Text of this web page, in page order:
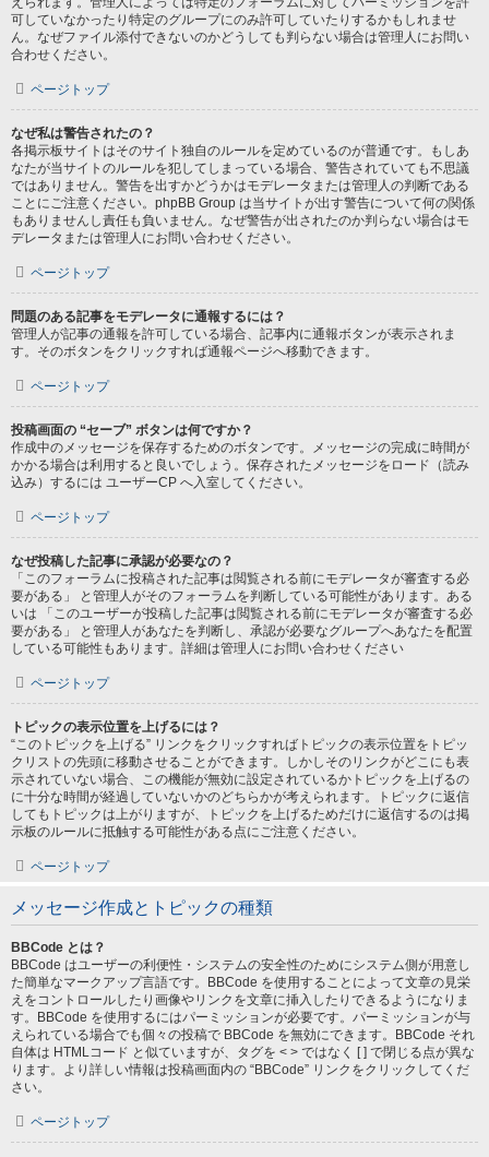
可していなかったり特定のグループにのみ許可していたりするかもしれませ
ん。なぜファイル添付できないのかどうしても判らない場合は管理人にお問い
合わせください。
ページトップ
なぜ私は警告されたの？
各掲示板サイトはそのサイト独自のルールを定めているのが普通です。もしあ
なたが当サイトのルールを犯してしまっている場合、警告されていても不思議
ではありません。警告を出すかどうかはモデレータまたは管理人の判断である
ことにご注意ください。phpBB Group は当サイトが出す警告について何の関係
もありませんし責任も負いません。なぜ警告が出されたのか判らない場合はモ
デレータまたは管理人にお問い合わせください。
ページトップ
問題のある記事をモデレータに通報するには？
管理人が記事の通報を許可している場合、記事内に通報ボタンが表示されま
す。そのボタンをクリックすれば通報ページへ移動できます。
ページトップ
投稿画面の “セーブ” ボタンは何ですか？
作成中のメッセージを保存するためのボタンです。メッセージの完成に時間が
かかる場合は利用すると良いでしょう。保存されたメッセージをロード（読み
込み）するには ユーザーCP へ入室してください。
ページトップ
なぜ投稿した記事に承認が必要なの？
「このフォーラムに投稿された記事は閲覧される前にモデレータが審査する必
要がある」 と管理人がそのフォーラムを判断している可能性があります。ある
いは 「このユーザーが投稿した記事は閲覧される前にモデレータが審査する必
要がある」 と管理人があなたを判断し、承認が必要なグループへあなたを配置
している可能性もあります。詳細は管理人にお問い合わせください
ページトップ
トピックの表示位置を上げるには？
“このトピックを上げる” リンクをクリックすればトピックの表示位置をトピッ
クリストの先頭に移動させることができます。しかしそのリンクがどこにも表
示されていない場合、この機能が無効に設定されているかトピックを上げるの
に十分な時間が経過していないかのどちらかが考えられます。トピックに返信
してもトピックは上がりますが、トピックを上げるためだけに返信するのは掲
示板のルールに抵触する可能性がある点にご注意ください。
ページトップ
メッセージ作成とトピックの種類
BBCode とは？
BBCode はユーザーの利便性・システムの安全性のためにシステム側が用意し
た簡単なマークアップ言語です。BBCode を使用することによって文章の見栄
えをコントロールしたり画像やリンクを文章に挿入したりできるようになりま
す。BBCode を使用するにはパーミッションが必要です。パーミッションが与
えられている場合でも個々の投稿で BBCode を無効にできます。BBCode それ
自体は HTMLコード と似ていますが、タグを < > ではなく [ ] で閉じる点が異な
ります。より詳しい情報は投稿画面内の “BBCode” リンクをクリックしてくだ
さい。
ページトップ